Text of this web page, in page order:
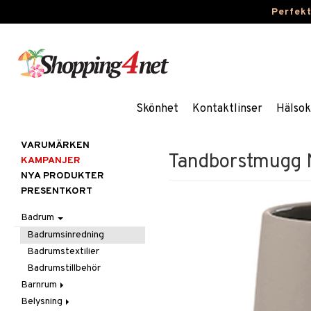
Skönhet Kontaktlinser
Tandborstmugg
VARUMÄRKEN
KAMPANJER
NYA PRODUKTER
PRESENTKORT
Badrum
Badrumsinredning
Badrumstextilier
Badrumstillbehör
Barnrum
Barnlampor
Belysning